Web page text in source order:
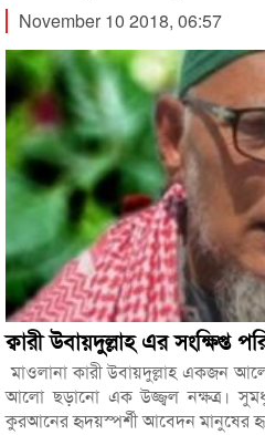
November 10 2018, 06:57
ক্বারী উবায়দুল্লাহ এর সংক্ষিপ্ত
মাওলানা কারী উবায়দুল্লাহ একজন
আলো ছড়ানো এক উজ্জ্বল নক্ষত্র।
কুরআনের হৃদয়স্পর্শী আবেদন মানুষের